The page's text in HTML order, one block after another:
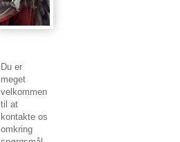
Du er
meget
velkommen
til at
kontakte os
omkring